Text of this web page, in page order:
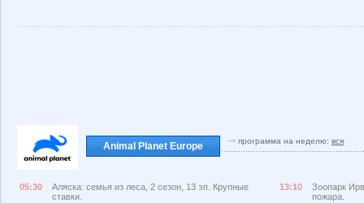
Animal Planet Europe программа на неделю: вся
05:30
Аляска: семья из леса, 2 сезон, 13 эп. Крупные
ставки.
13:10
Зоопарк
пожара.